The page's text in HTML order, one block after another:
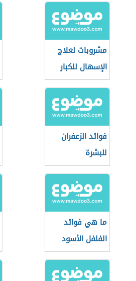
مشروبات لعلاج
الإسهال للكبار
فوائد الزعفران
للبشرة
ما هي فوائد
الفلفل الأسود